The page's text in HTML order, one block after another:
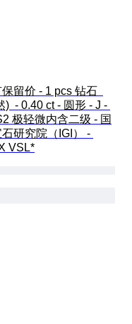
留价 - 1 pcs 钻石
)  - 0.40 ct - 圆形 - J -
极轻微内含二级 - 国
石研究院（IGI） -
VSL*